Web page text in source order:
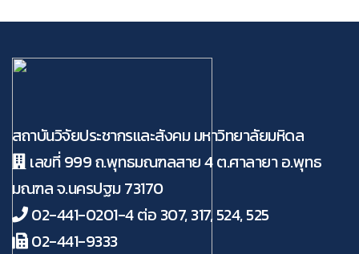
สถาบันวิจัยประชากรและสังคม มหาวิทยาลัยมหิดล
เลขที่ 999 ถ.พุทธมณฑลสาย 4 ต.ศาลายา อ.พุทธ
มณฑล จ.นครปฐม 73170
02-441-0201-4 ต่อ 307, 317, 524, 525
02-441-9333